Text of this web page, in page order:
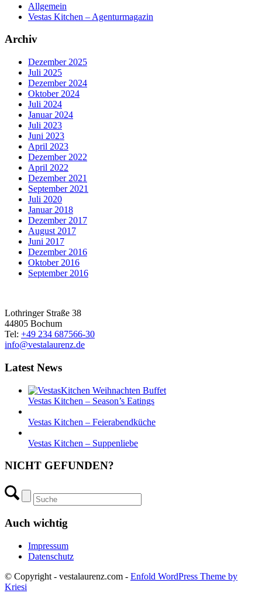
Allgemein
Vestas Kitchen – Agenturmagazin
Archiv
Dezember 2025
Juli 2025
Dezember 2024
Oktober 2024
Juli 2024
Januar 2024
Juli 2023
Juni 2023
April 2023
Dezember 2022
April 2022
Dezember 2021
September 2021
Juli 2020
Januar 2018
Dezember 2017
August 2017
Juni 2017
Dezember 2016
Oktober 2016
September 2016
Lothringer Straße 38
44805 Bochum
Tel: +49 234 687566-30
info@vestalaurenz.de
Latest News
Vestas Kitchen – Season’s Eatings
Vestas Kitchen – Feierabendküche
Vestas Kitchen – Suppenliebe
NICHT GEFUNDEN?
Auch wichtig
Impressum
Datenschutz
© Copyright - vestalaurenz.com - Enfold WordPress Theme by
Kriesi